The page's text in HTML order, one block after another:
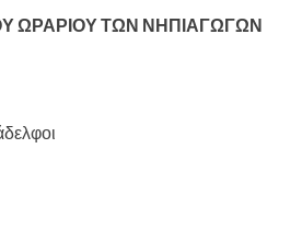
ΩΡΑΡΙΟΥ ΤΩΝ ΝΗΠΙΑΓΩΓΩΝ